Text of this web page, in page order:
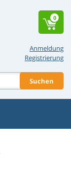
Anmeldung
Registrierung
Suchen
0